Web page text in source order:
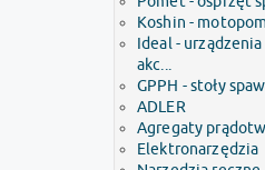
Koshin -
Ideal -
akc...
GPPH - stoły
ADLER
Agregaty
Elektronarzędzia